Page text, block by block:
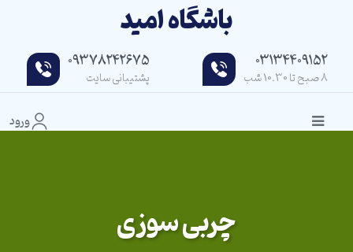
باشگاه امید
03134409152
8 صبح تا 10.30 شب
09378242675
پشتیبانی سایت
ورود
چربی سوزی